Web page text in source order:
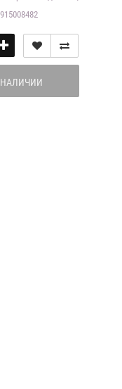
НАЛИЧИИ